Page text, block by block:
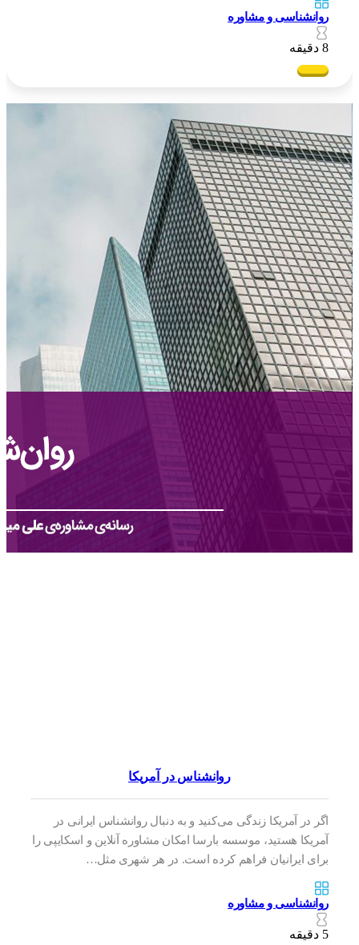
روانشناسی و مشاوره
روانشناس در آمریکا
اگر در آمریکا زندگی می‌کنید و به دنبال روانشناس ایرانی در
آمریکا هستید، موسسه بارسا امکان مشاوره آنلاین و اسکایپی را
برای ایرانیان فراهم کرده است. در هر شهری مثل…
روانشناسی و مشاوره